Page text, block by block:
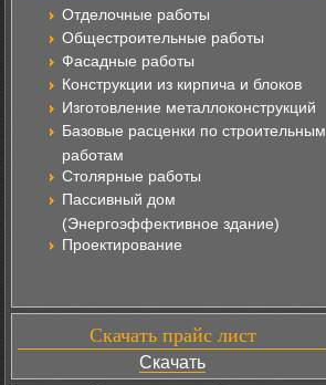
Отделочные работы
Общестроительные работы
Фасадные работы
Конструкции из кирпича и блоков
Изготовление металлоконструкций
Базовые расценки по строительным
работам
Столярные работы
Пассивный дом
(Энергоэффективное здание)
Проектирование
Скачать прайс лист
Скачать